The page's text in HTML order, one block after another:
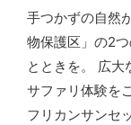
手つかずの自然
物保護区」の2
とときを。 広大
サファリ体験を
フリカンサンセ